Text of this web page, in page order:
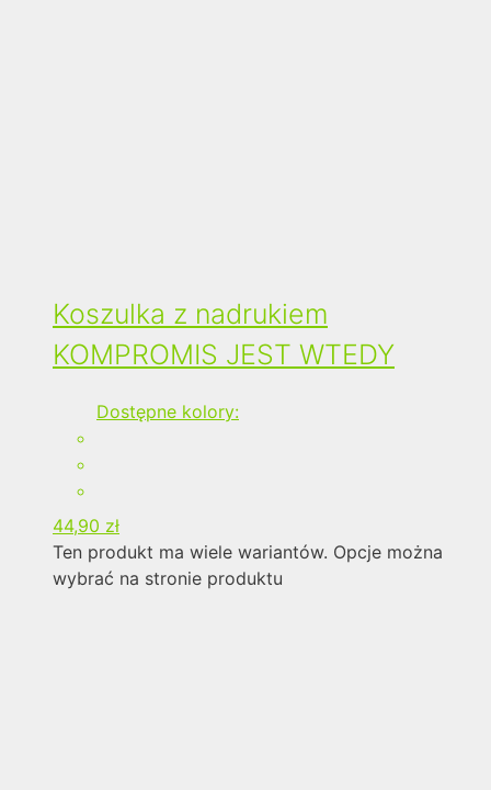
Koszulka z nadrukiem
KOMPROMIS JEST WTEDY
Dostępne kolory:
44,90 zł
Ten produkt ma wiele wariantów. Opcje można
wybrać na stronie produktu